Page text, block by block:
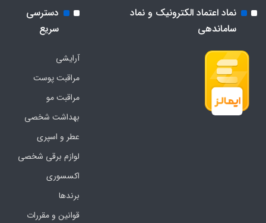
نماد اعتماد الکترونیک و نماد
ساماندهی
دسترسی
سریع
آرایشی
مراقبت پوست
مراقبت مو
بهداشت شخصی
عطر و اسپری
لوازم برقی شخصی
اکسسوری
برندها
قوانین و مقررات